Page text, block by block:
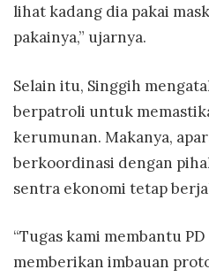
lihat kadang dia pakai
pakainya,” ujarnya.
Selain itu, Singgih
berpatroli untuk
kerumunan. Makanya,
berkoordinasi dengan
sentra ekonomi tetap
“Tugas kami membantu
memberikan imbauan